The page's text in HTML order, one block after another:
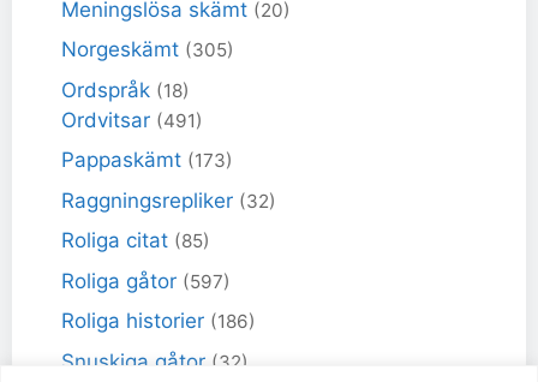
Meningslösa skämt (20)
Norgeskämt (305)
Ordspråk (18)
Ordvitsar (491)
Pappaskämt (173)
Raggningsrepliker (32)
Roliga citat (85)
Roliga gåtor (597)
Roliga historier (186)
Snuskiga gåtor (32)